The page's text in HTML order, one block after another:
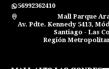
56992362410
Mall Parque
Av. Pdte. Kennedy 5413,
Santiago - Las
Región